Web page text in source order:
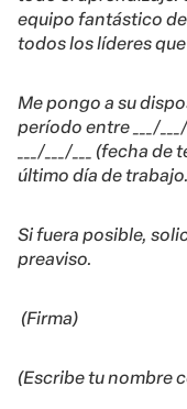
equipo fantástico
todos los líderes
Me pongo a su
período entre ___/
___/___/___ (fecha
último día de trabajo.
Si fuera posible,
preaviso.
(Firma)
(Escribe tu nombre